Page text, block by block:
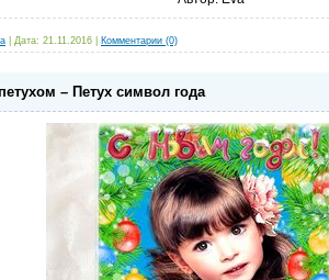
Дата: 21.11.2016 Комментарии (0)
– Петух символ года